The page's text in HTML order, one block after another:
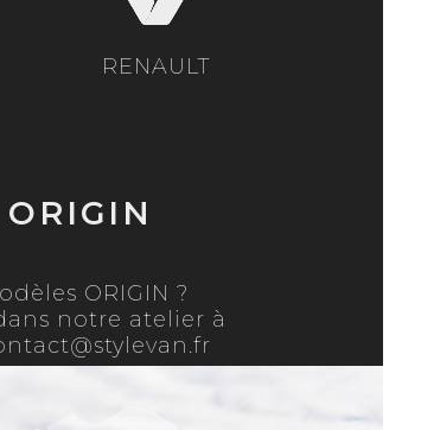
RENAULT
notre atelier à
ORIGIN ?
ORIGIN